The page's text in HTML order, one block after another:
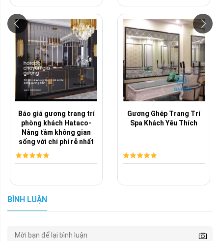
Báo giá gương trang trí
phòng khách Hataco-
Nâng tầm không gian
sống với chi phí rẻ nhất
Gương Ghép Trang Trí
Spa Khách Yêu Thích
BÌNH LUẬN